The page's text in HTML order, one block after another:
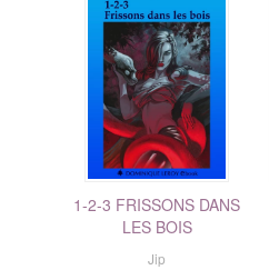
1-2-3 FRISSONS DANS
LES BOIS
Jip